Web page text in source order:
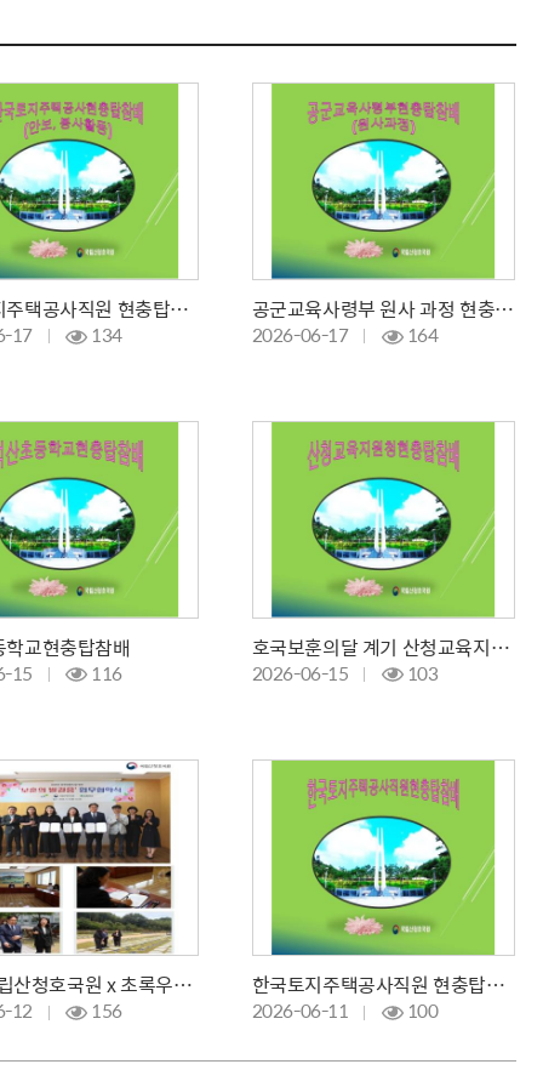
한국토지주택공사직원 현충탑참배 및 봉사활동국
17 134
공군교육사령부 원사 과정 현충탑참배/안보/
2026-06-17 164
교현충탑참배
15 116
호국보훈의달 계기 산청교육지원청 현충탑 참배
2026-06-15 103
LH x 국립산청호국원 x 초록우산어린이재단 업무협약 체결
12 156
한국토지주택공사직원 현충탑참배 및 봉사활동
2026-06-11 100